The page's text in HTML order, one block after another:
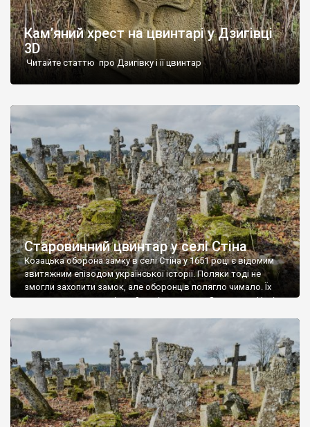
Кам’яний хрест на цвинтарі у Дзигівці
3D
Читайте статтю про Дзигівку і її цвинтар
Старовинний цвинтар у селі Стіна
Козацька оборона замку в селі Стіна у 1651 році є відомим
звитяжним епізодом української історії. Поляки тоді не
змогли захопити замок, але оборонців полягло чимало. Їх
поховали на цвинтарі, який тоді називався Замковим. Нині на
ньому чимало хрестів 19 століття, є такі, де епітафії стер […]